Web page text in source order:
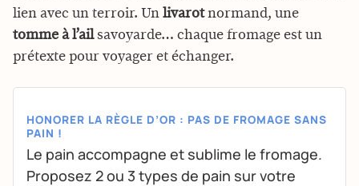
lien avec un terroir. Un livarotnormand, une
tomme à l’ailsavoyarde… chaque fromage est un
prétexte pour voyager et échanger.
HONORER LA RÈGLE D’OR : PAS DE FROMAGE SANS
PAIN !
Le pain accompagne et sublime le fromage.
Proposez 2 ou 3 types de pain sur votre